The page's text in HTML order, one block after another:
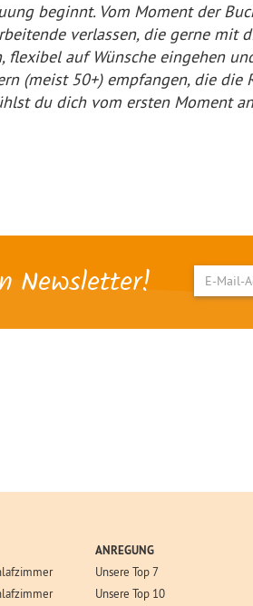
beginnt. Vom Moment der
verlassen, die gerne mit
auf Wünsche eingehen
(meist 50+) empfangen, die die
du dich vom ersten Moment
Newsletter!
ANREGUNG
Unsere Top 7
Unsere Top 10